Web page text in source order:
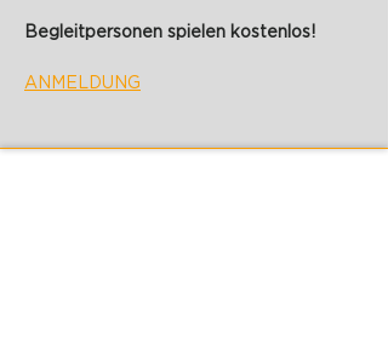
Begleitpersonen spielen kostenlos!
ANMELDUNG